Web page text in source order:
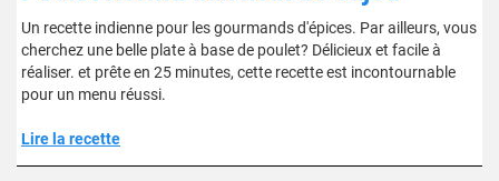
Un recette indienne pour les gourmands d'épices. Par ailleurs, vous
cherchez une belle plate à base de poulet? Délicieux et facile à
réaliser. et prête en 25 minutes, cette recette est incontournable
pour un menu réussi.
Lire la recette